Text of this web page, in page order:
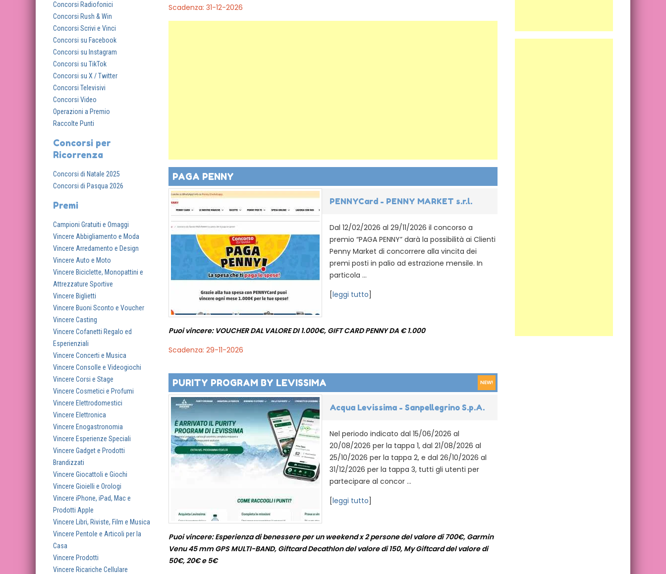
Concorsi Radiofonici
Concorsi Rush & Win
Concorsi Scrivi e Vinci
Concorsi su Facebook
Concorsi su Instagram
Concorsi su TikTok
Concorsi su X / Twitter
Concorsi Televisivi
Concorsi Video
Operazioni a Premio
Raccolte Punti
Concorsi per
Ricorrenza
Concorsi di Natale 2025
Concorsi di Pasqua 2026
Premi
Campioni Gratuiti e Omaggi
Vincere Abbigliamento e Moda
Vincere Arredamento e Design
Vincere Auto e Moto
Vincere Biciclette, Monopattini e
Attrezzature Sportive
Vincere Biglietti
Vincere Buoni Sconto e Voucher
Vincere Casting
Vincere Cofanetti Regalo ed
Esperienziali
Vincere Concerti e Musica
Vincere Consolle e Videogiochi
Vincere Corsi e Stage
Vincere Cosmetici e Profumi
Vincere Elettrodomestici
Vincere Elettronica
Vincere Enogastronomia
Vincere Esperienze Speciali
Vincere Gadget e Prodotti
Brandizzati
Vincere Giocattoli e Giochi
Vincere Gioielli e Orologi
Vincere iPhone, iPad, Mac e
Prodotti Apple
Vincere Libri, Riviste, Film e Musica
Vincere Pentole e Articoli per la
Casa
Vincere Prodotti
Vincere Ricariche Cellulare
Scadenza: 31-12-2026
PAGA PENNY
PENNYCard - PENNY MARKET s.r.l.
Dal 12/02/2026 al 29/11/2026 il concorso a
premio “PAGA PENNY” darà la possibilità ai Clienti
Penny Market di concorrere alla vincita dei
premi posti in palio ad estrazione mensile. In
particola ...
[leggi tutto]
Puoi vincere: VOUCHER DAL VALORE DI 1.000€, GIFT CARD PENNY DA € 1.000
Scadenza: 29-11-2026
NEW!
PURITY PROGRAM BY LEVISSIMA
Acqua Levissima - Sanpellegrino S.p.A.
Nel periodo indicato dal 15/06/2026 al
20/08/2026 per la tappa 1, dal 21/08/2026 al
25/10/2026 per la tappa 2, e dal 26/10/2026 al
31/12/2026 per la tappa 3, tutti gli utenti per
partecipare al concor ...
[leggi tutto]
Puoi vincere: Esperienza di benessere per un weekend x 2 persone del valore di 700€, Garmin
Venu 45 mm GPS MULTI-BAND, Giftcard Decathlon del valore di 150, My Giftcard del valore di
50€, 20€ e 5€